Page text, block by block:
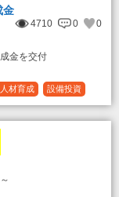
金
4710 0
0
金を交付
材育成
設備投資
～